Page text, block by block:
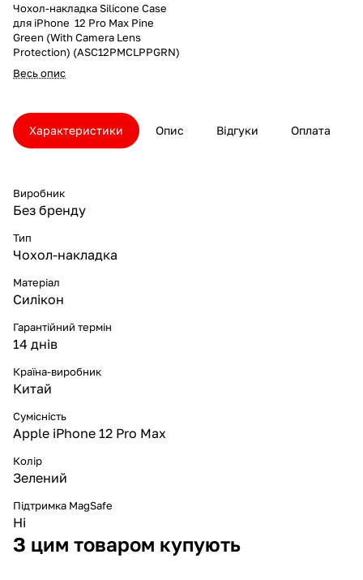
Чохол-накладка Silicone Case
для iPhone 12 Pro Max Pine
Green (With Camera Lens
Protection) (ASC12PMCLPPGRN)
Весь опис
Характеристики Опис Відгуки Оплата
Виробник
Без бренду
Тип
Чохол-накладка
Матеріал
Силікон
Гарантійний термін
14 днів
Країна-виробник
Китай
Сумісність
Apple iPhone 12 Pro Max
Колір
Зелений
Підтримка MagSafe
Ні
З цим товаром купують